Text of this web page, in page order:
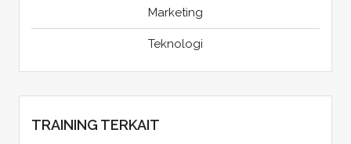
Marketing
Teknologi
TRAINING TERKAIT